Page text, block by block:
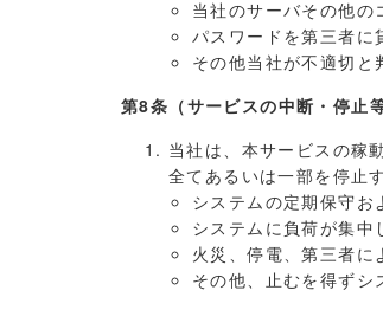
当社のサーバその他の
パスワードを第三者に
その他当社が不適切と
第8条（サービスの中断・停止等
当社は、本サービスの稼
全てあるいは一部を停止
システムの定期保守お
システムに負荷が集中
火災、停電、第三者に
その他、止むを得ずシ